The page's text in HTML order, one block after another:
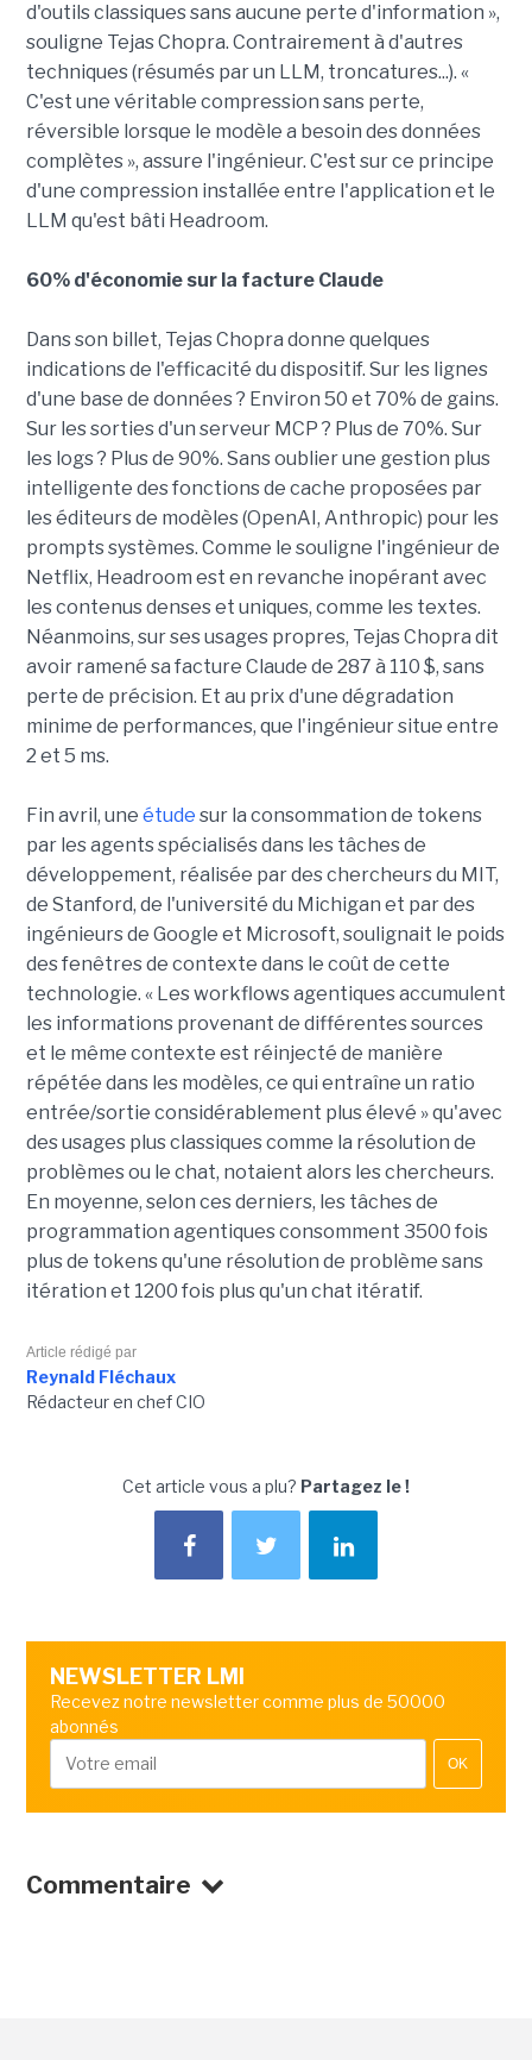
d'outils classiques sans aucune perte d'information »,
souligne Tejas Chopra. Contrairement à d'autres
techniques (résumés par un LLM, troncatures...). «
C'est une véritable compression sans perte,
réversible lorsque le modèle a besoin des données
complètes », assure l'ingénieur. C'est sur ce principe
d'une compression installée entre l'application et le
LLM qu'est bâti Headroom.
60% d'économie sur la facture Claude
Dans son billet, Tejas Chopra donne quelques
indications de l'efficacité du dispositif. Sur les lignes
d'une base de données ? Environ 50 et 70% de gains.
Sur les sorties d'un serveur MCP ? Plus de 70%. Sur
les logs ? Plus de 90%. Sans oublier une gestion plus
intelligente des fonctions de cache proposées par
les éditeurs de modèles (OpenAI, Anthropic) pour les
prompts systèmes. Comme le souligne l'ingénieur de
Netflix, Headroom est en revanche inopérant avec
les contenus denses et uniques, comme les textes.
Néanmoins, sur ses usages propres, Tejas Chopra dit
avoir ramené sa facture Claude de 287 à 110 $, sans
perte de précision. Et au prix d'une dégradation
minime de performances, que l'ingénieur situe entre
2 et 5 ms.
Fin avril, une étude sur la consommation de tokens
par les agents spécialisés dans les tâches de
développement, réalisée par des chercheurs du MIT,
de Stanford, de l'université du Michigan et par des
ingénieurs de Google et Microsoft, soulignait le poids
des fenêtres de contexte dans le coût de cette
technologie. « Les workflows agentiques accumulent
les informations provenant de différentes sources
et le même contexte est réinjecté de manière
répétée dans les modèles, ce qui entraîne un ratio
entrée/sortie considérablement plus élevé » qu'avec
des usages plus classiques comme la résolution de
problèmes ou le chat, notaient alors les chercheurs.
En moyenne, selon ces derniers, les tâches de
programmation agentiques consomment 3500 fois
plus de tokens qu'une résolution de problème sans
itération et 1200 fois plus qu'un chat itératif.
Article rédigé par
Reynald Fléchaux
Rédacteur en chef CIO
Cet article vous a plu? Partagez le !
NEWSLETTER LMI
Recevez notre newsletter comme plus de 50000
abonnés
OK
Commentaire